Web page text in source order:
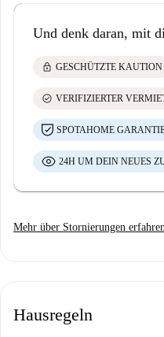
Und denk daran, mit
lock GESCHÜTZTE KAUTION
check_circle VERIFIZIERTER
SPOTAHOME
24H UM DEIN NEUES
Mehr über Stornierungen
Hausregeln